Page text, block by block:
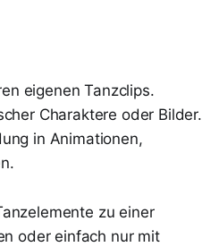
eigenen Tanzclips.
Charaktere oder Bilder.
in Animationen,
zu einer
oder einfach nur mit